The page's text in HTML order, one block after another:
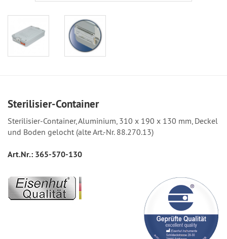
Sterilisier-Container
Sterilisier-Container, Aluminium, 310 x 190 x 130 mm, Deckel
und Boden gelocht (alte Art.-Nr. 88.270.13)
Art.Nr.: 365-570-130